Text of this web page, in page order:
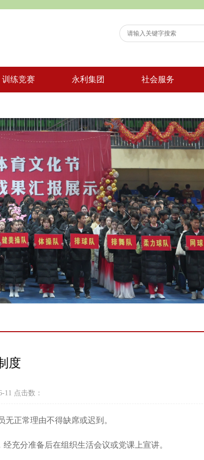
训练竞赛 永利集团 社会服务
度
点击数：
正常理由不得缺席或迟到。
充分准备后在组织生活会议或党课上宣讲。